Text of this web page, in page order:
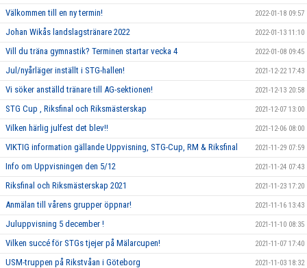
Välkommen till en ny termin! 2022-01-18 09:57
Johan Wikås landslagstränare 2022 2022-01-13 11:10
Vill du träna gymnastik? Terminen startar vecka 4 2022-01-08 09:45
Jul/nyårläger inställt i STG-hallen! 2021-12-22 17:43
Vi söker anställd tränare till AG-sektionen! 2021-12-13 20:58
STG Cup , Riksfinal och Riksmästerskap 2021-12-07 13:00
Vilken härlig julfest det blev!! 2021-12-06 08:00
VIKTIG information gällande Uppvisning, STG-Cup, RM & Riksfinal 2021-11-29 07:59
Info om Uppvisningen den 5/12 2021-11-24 07:43
Riksfinal och Riksmästerskap 2021 2021-11-23 17:20
Anmälan till vårens grupper öppnar! 2021-11-16 13:43
Juluppvisning 5 december ! 2021-11-10 08:35
Vilken succé för STGs tjejer på Mälarcupen! 2021-11-07 17:40
USM-truppen på Rikstvåan i Göteborg 2021-11-03 18:32